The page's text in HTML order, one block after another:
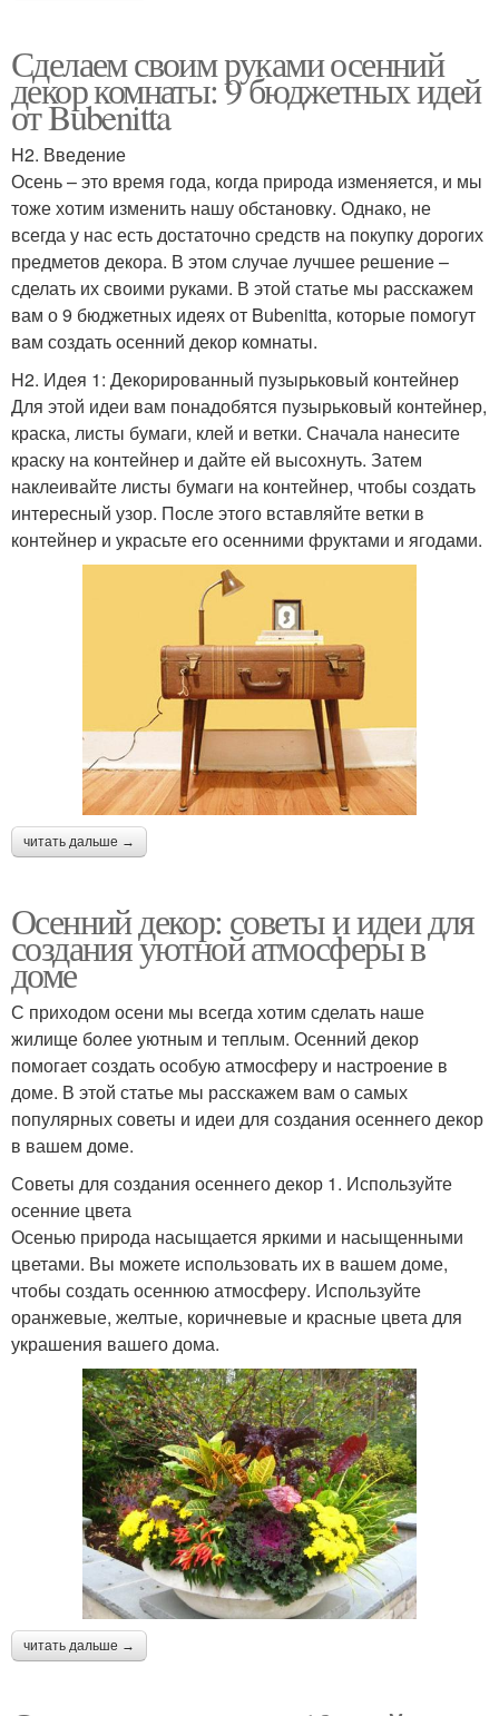
Сделаем своим руками осенний
декор комнаты: 9 бюджетных идей
от Bubenitta
H2. Введение
Осень – это время года, когда природа изменяется, и мы
тоже хотим изменить нашу обстановку. Однако, не
всегда у нас есть достаточно средств на покупку дорогих
предметов декора. В этом случае лучшее решение –
сделать их своими руками. В этой статье мы расскажем
вам о 9 бюджетных идеях от Bubenitta, которые помогут
вам создать осенний декор комнаты.
H2. Идея 1: Декорированный пузырьковый контейнер
Для этой идеи вам понадобятся пузырьковый контейнер,
краска, листы бумаги, клей и ветки. Сначала нанесите
краску на контейнер и дайте ей высохнуть. Затем
наклеивайте листы бумаги на контейнер, чтобы создать
интересный узор. После этого вставляйте ветки в
контейнер и украсьте его осенними фруктами и ягодами.
читать дальше →
Осенний декор: советы и идеи для
создания уютной атмосферы в
доме
С приходом осени мы всегда хотим сделать наше
жилище более уютным и теплым. Осенний декор
помогает создать особую атмосферу и настроение в
доме. В этой статье мы расскажем вам о самых
популярных советы и идеи для создания осеннего декор
в вашем доме.
Советы для создания осеннего декор 1. Используйте
осенние цвета
Осенью природа насыщается яркими и насыщенными
цветами. Вы можете использовать их в вашем доме,
чтобы создать осеннюю атмосферу. Используйте
оранжевые, желтые, коричневые и красные цвета для
украшения вашего дома.
читать дальше →